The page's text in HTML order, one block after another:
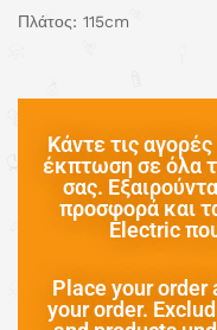
Πλάτος: 115cm
Κάντε τις
έκπτωση σε όλα
σας.
προσφορά και
Electric
Place your order
your order.